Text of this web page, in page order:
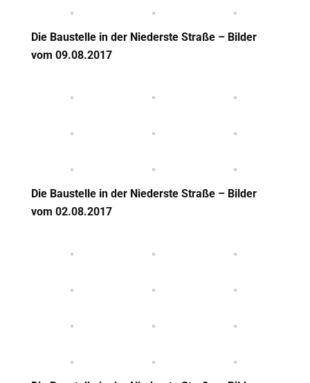
Die Baustelle in der Niederste Straße – Bilder
vom 09.08.2017
Die Baustelle in der Niederste Straße – Bilder
vom 02.08.2017